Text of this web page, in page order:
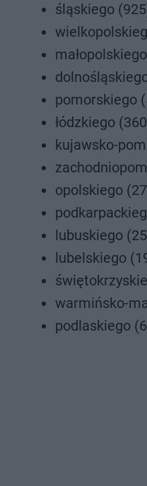
śląskiego
pomorskiego
łódzkiego
kujawsko-
opolskiego
lubuskiego
lubelskiego
warmińsko-
podlaskiego